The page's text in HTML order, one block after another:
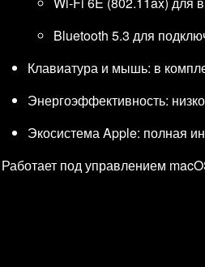
Bluetooth 5.3 для
Клавиатура и мышь: в
Энергоэффективность:
Экосистема Apple: полная
Работает под управлением